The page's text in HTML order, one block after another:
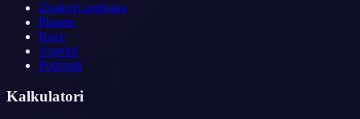
Znakovi zodijaka
Planete
Kuce
Aspekti
Podznak
Kalkulatori